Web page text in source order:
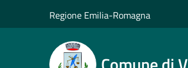
Regione Emilia-Romagna